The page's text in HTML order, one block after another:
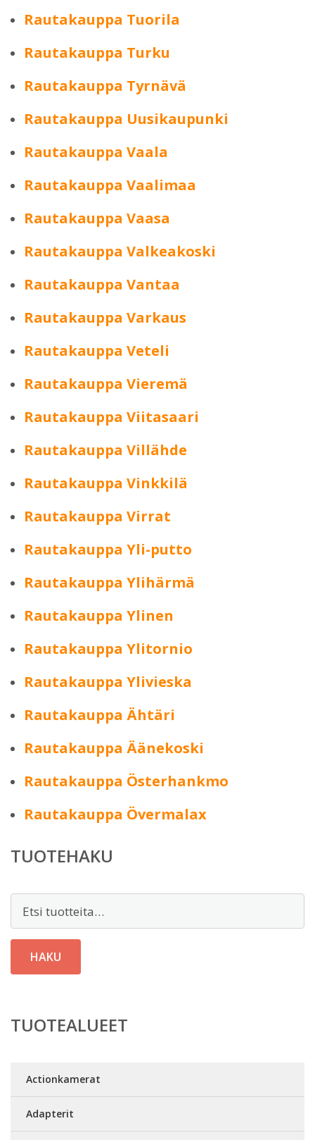
Rautakauppa Tuorila
Rautakauppa Turku
Rautakauppa Tyrnävä
Rautakauppa Uusikaupunki
Rautakauppa Vaala
Rautakauppa Vaalimaa
Rautakauppa Vaasa
Rautakauppa Valkeakoski
Rautakauppa Vantaa
Rautakauppa Varkaus
Rautakauppa Veteli
Rautakauppa Vieremä
Rautakauppa Viitasaari
Rautakauppa Villähde
Rautakauppa Vinkkilä
Rautakauppa Virrat
Rautakauppa Yli-putto
Rautakauppa Ylihärmä
Rautakauppa Ylinen
Rautakauppa Ylitornio
Rautakauppa Ylivieska
Rautakauppa Ähtäri
Rautakauppa Äänekoski
Rautakauppa Österhankmo
Rautakauppa Övermalax
TUOTEHAKU
HAKU
TUOTEALUEET
Actionkamerat
Adapterit